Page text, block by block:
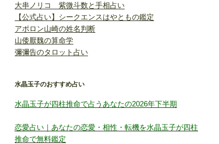
大串ノリコ 紫微斗数と手相占い
【公式占い】シークエンスはやともの鑑定
アポロン山崎の姓名判断
山倭厭魏の算命学
彌彌告のタロット占い
水晶玉子のおすすめ占い
水晶玉子が四柱推命で占うあなたの2026年下半期
恋愛占い｜あなたの恋愛・相性・転機を水晶玉子が四柱
推命で無料鑑定